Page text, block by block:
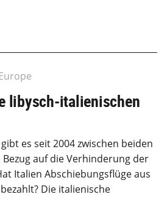
libysch-italienischen
es seit 2004 zwischen beiden
auf die Verhinderung der
Italien Abschiebungsflüge aus
Die italienische